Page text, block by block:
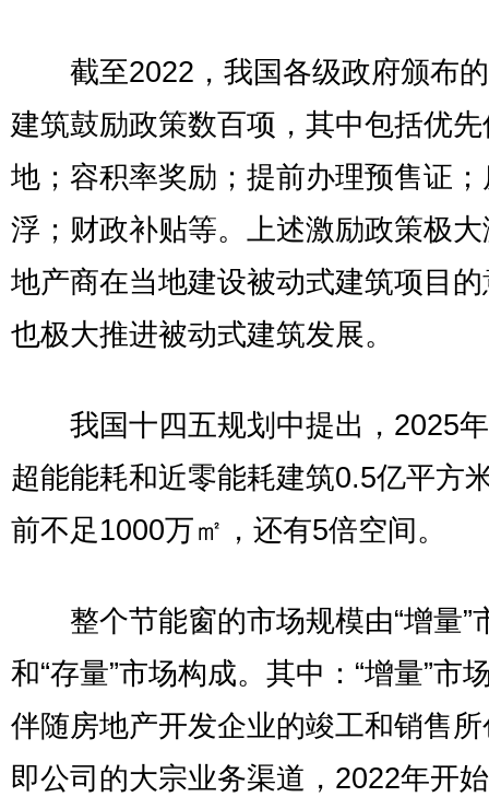
截至2022，我国各级政府颁布
建筑鼓励政策数百项，其中包括优
地；容积率奖励；提前办理预售证
浮；财政补贴等。上述激励政策极
地产商在当地建设被动式建筑项目
也极大推进被动式建筑发展。
我国十四五规划中提出，2025
超能能耗和近零能耗建筑0.5亿平方
前不足1000万㎡，还有5倍空间。
整个节能窗的市场规模由“增量”
和“存量”市场构成。其中：“增量”市
伴随房地产开发企业的竣工和销售
即公司的大宗业务渠道，2022年开